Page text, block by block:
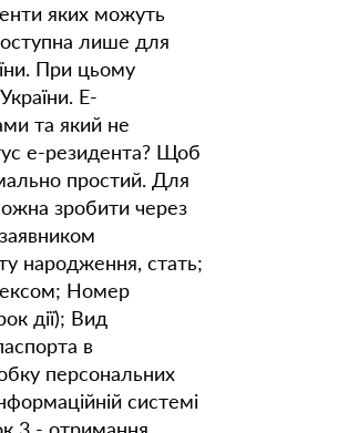
яких можуть
лише для
При цьому
Е-
та який не
е-резидента? Щоб
простий. Для
зробити через
народження, стать;
Номер
дії); Вид
в
персональних
системі